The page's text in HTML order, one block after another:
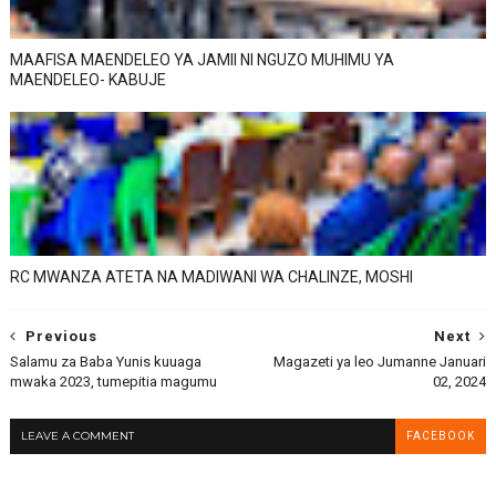
MAAFISA MAENDELEO YA JAMII NI NGUZO MUHIMU YA
MAENDELEO- KABUJE
RC MWANZA ATETA NA MADIWANI WA CHALINZE, MOSHI
Next
Magazeti ya leo Jumanne Januari
02, 2024
Previous
Salamu za Baba Yunis kuuaga
mwaka 2023, tumepitia magumu
LEAVE A COMMENT FACEBOOK